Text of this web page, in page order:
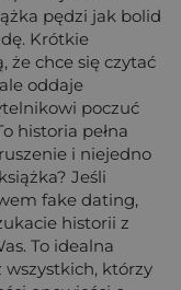
pędzi jak bolid
Krótkie
że chce się czytać
oddaje
poczuć
historia pełna
i niejedno
Jeśli
fake dating,
historii z
To idealna
wszystkich, którzy